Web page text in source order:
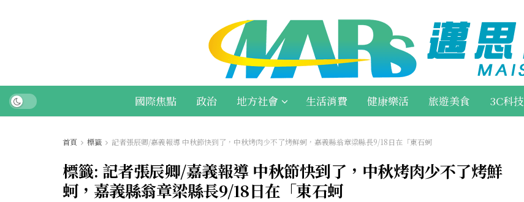
國際焦點 政治 地方社會 生活消費 健康樂活 旅遊美食 3C科技
首頁 標籤 記者張辰卿/嘉義報導 中秋節快到了，中秋烤肉少不了烤鮮蚵，嘉義縣翁章梁縣長9/18日在「東石蚵
標籤: 記者張辰卿/嘉義報導 中秋節快到了，中秋烤肉少不了烤鮮
蚵，嘉義縣翁章梁縣長9/18日在「東石蚵